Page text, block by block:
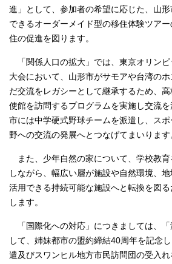
進」として、参加者の希望に応じた、山
できるオーダーメイド型の移住体験ツア
住の促進を図ります。
「関係人口の拡大」では、東京オリンピ
大会において、山形市がサモアや台湾の
だ交流をレガシーとして継承するため、
使館を訪問するプログラムを実施し交流
市には中学硬式野球チームを派遣し、ス
野への交流の発展へとつなげてまいります
また、少年自然の家について、学校教
しながら、幅広い層が施設や自然環境、
活用できる持続可能な施設へと転換を図
します。
「国際化への対応」につきましては、「
して、姉妹都市の盟約締結40周年を記念
遣及びスワンヒル地方市民訪問団の受入